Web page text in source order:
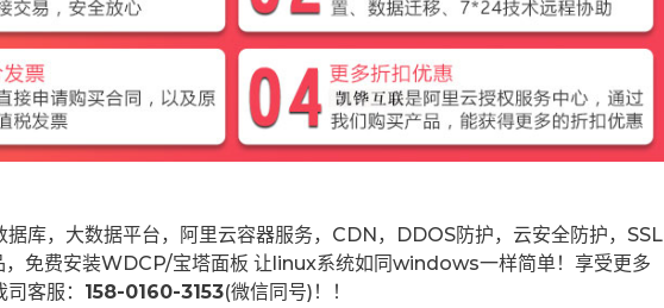
据库，大数据平台，阿里云容器服务，CDN，DDOS防护，云安全防护，SSL
免费安装WDCP/宝塔面板 让linux系统如同windows一样简单！享受更多
客服： 158-0160-3153(微信同号)！！